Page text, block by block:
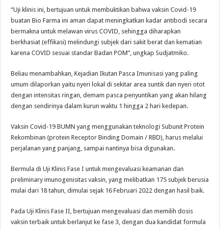
“Uji klinis ini, bertujuan untuk membuktikan bahwa vaksin Covid-19
buatan Bio Farma ini aman dapat meningkatkan kadar antibodi secara
bermakna untuk melawan virus COVID, sehingga diharapkan
berkhasiat (effikasi) melindungi subjek dari sakit berat dan kematian
karena COVID sesuai standar Badan POM”, ungkap Sudjatmiko.
Beliau menambahkan, Kejadian Ikutan Pasca Imunisasi yang paling
umum dilaporkan yaitu nyeri lokal di sekitar area suntik dan nyeri otot
dengan intensitas ringan, demam pasca penyuntikan yang akan hilang
dengan sendirinya dalam kurun waktu 1 hingga 2 hari kedepan.
Vaksin Covid-19 BUMN yang menggunakan teknologi Subunit Protein
Rekombinan (protein Receptor Binding Domain / RBD), harus melalui
perjalanan yang panjang, sampai nantinya bisa digunakan.
Bermula di Uji Klinis Fase I untuk mengevaluasi keamanan dan
preliminary imunogenisitas vaksin, yang melibatkan 175 subjek berusia
mulai dari 18 tahun, dimulai sejak 16 Februari 2022 dengan hasil baik.
Pada Uji Klinis Fase II, bertujuan mengevaluasi dan memilih dosis
vaksin terbaik untuk berlanjut ke fase 3, dengan dua kandidat formula